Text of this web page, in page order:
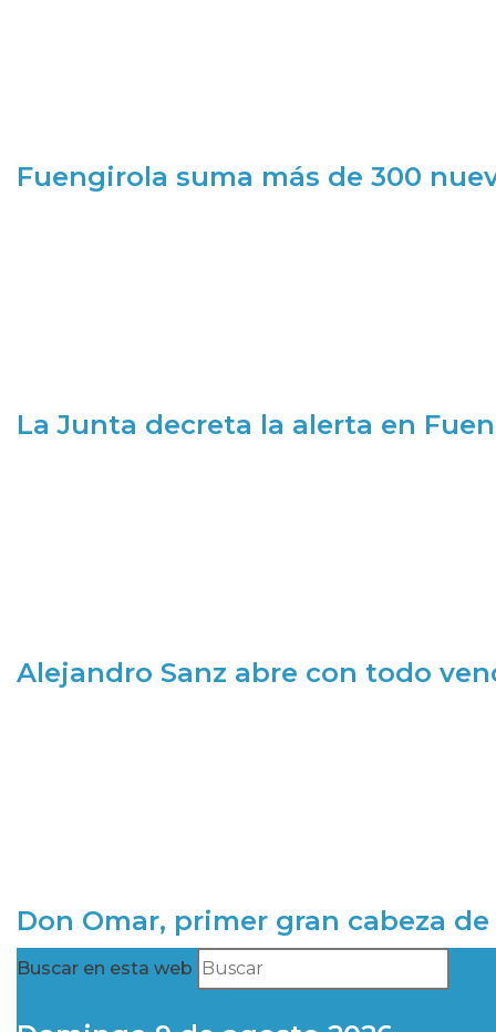
Fuengirola suma más de 300
La Junta decreta la alerta en
Alejandro Sanz abre con todo
Don Omar, primer gran cabeza
Buscar en esta web